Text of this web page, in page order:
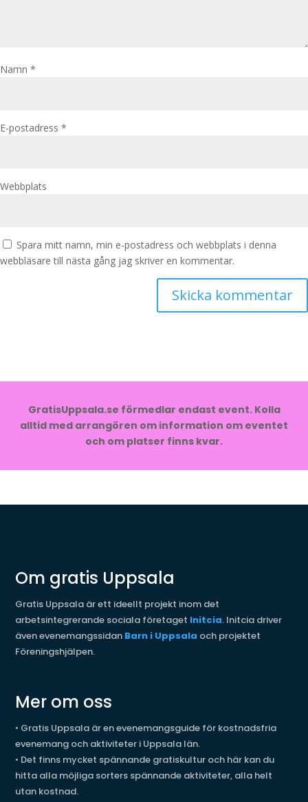
Namn *
E-postadress *
Webbplats
Spara mitt namn, min e-postadress och webbplats i denna
webbläsare till nästa gång jag skriver en kommentar.
GratisUppsala.se förmedlar endast event. Kolla
alltid med arrangören om information om eventet
och om platser finns kvar.
Om gratis Uppsala
Gratis Uppsala är ett ideellt projekt inom det
arbetsintegrerande sociala företaget Initcia. Initcia driver
även evenemangssidan Barn i Uppsala och projektet
Föreningshjälpen.
Mer om oss
• Gratis Uppsala är en evenemangsguide för kostnadsfria
evenemang och aktiviteter i Uppsala län.
• Det finns mycket spännande gratiskultur och här kan du
hitta alla möjliga sorters spännande aktiviteter, alla helt
utan kostnad.